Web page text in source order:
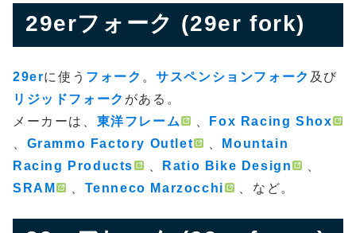
29erフォーク (29er fork)
29erに使う フォーク 。サスペンションフォーク 及び
リジッドフォーク がある。
メーカーは、 東洋フレーム
Fox Racing Shox
Grammo Factory Outlet
Mountain
Racing Products
Ratio Bike Design
SRAM
Tenneco Marzocchi 、など。